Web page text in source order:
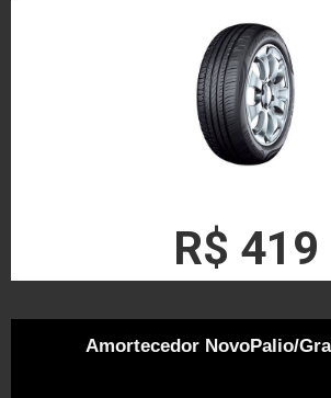
R$ 419
Amortecedor NovoPalio/